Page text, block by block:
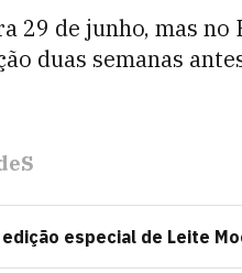
29 de junho, mas no
duas semanas
especial de Leite